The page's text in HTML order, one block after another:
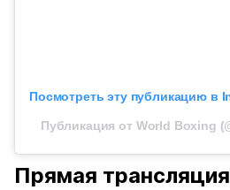
Посмотреть эту публикацию в
Публикация от World Boxing
Прямая